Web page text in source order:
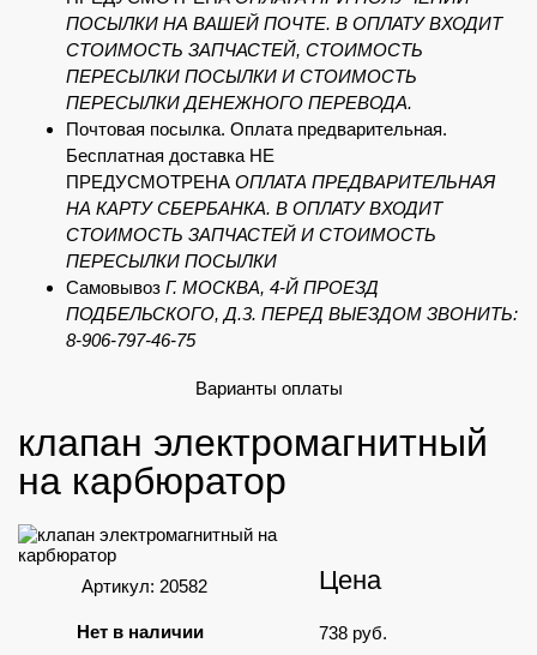
ПОСЫЛКИ НА ВАШЕЙ ПОЧТЕ. В ОПЛАТУ ВХОДИТ
СТОИМОСТЬ ЗАПЧАСТЕЙ, СТОИМОСТЬ
ПЕРЕСЫЛКИ ПОСЫЛКИ И СТОИМОСТЬ
ПЕРЕСЫЛКИ ДЕНЕЖНОГО ПЕРЕВОДА.
Почтовая посылка. Оплата предварительная.
Бесплатная доставка НЕ
ПРЕДУСМОТРЕНА ОПЛАТА ПРЕДВАРИТЕЛЬНАЯ
НА КАРТУ СБЕРБАНКА. В ОПЛАТУ ВХОДИТ
СТОИМОСТЬ ЗАПЧАСТЕЙ И СТОИМОСТЬ
ПЕРЕСЫЛКИ ПОСЫЛКИ
Самовывоз Г. МОСКВА, 4-Й ПРОЕЗД
ПОДБЕЛЬСКОГО, Д.3. ПЕРЕД ВЫЕЗДОМ ЗВОНИТЬ:
8-906-797-46-75
Варианты оплаты
клапан электромагнитный
на карбюратор
Артикул: 20582
Нет в наличии
Цена
738 руб.